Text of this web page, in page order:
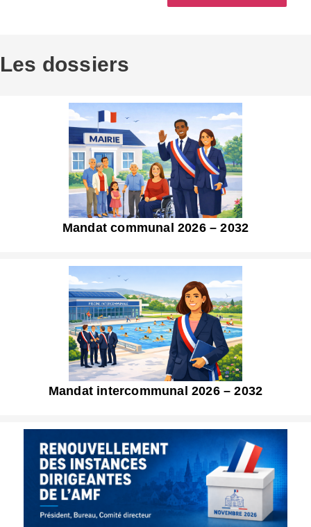
Les dossiers
Mandat communal 2026 – 2032
Mandat intercommunal 2026 – 2032